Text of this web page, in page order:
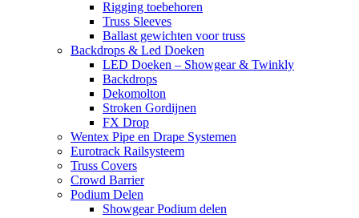
Rigging toebehoren
Truss Sleeves
Ballast gewichten voor truss
Backdrops & Led Doeken
LED Doeken – Showgear & Twinkly
Backdrops
Dekomolton
Stroken Gordijnen
FX Drop
Wentex Pipe en Drape Systemen
Eurotrack Railsysteem
Truss Covers
Crowd Barrier
Podium Delen
Showgear Podium delen